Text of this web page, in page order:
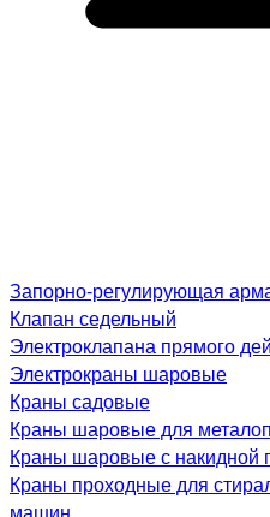
Запорно-регулирующая
Клапан седельный
Электроклапана прямого
Электрокраны шаровые
Краны садовые
Краны шаровые для
Краны шаровые с накидной
Краны проходные для